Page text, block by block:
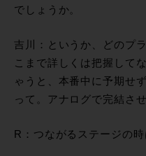
でしょうか。
吉川：というか、どのプ
こまで詳しくは把握して
ゃうと、本番中に予期せ
って。アナログで完結さ
R：つながるステージの